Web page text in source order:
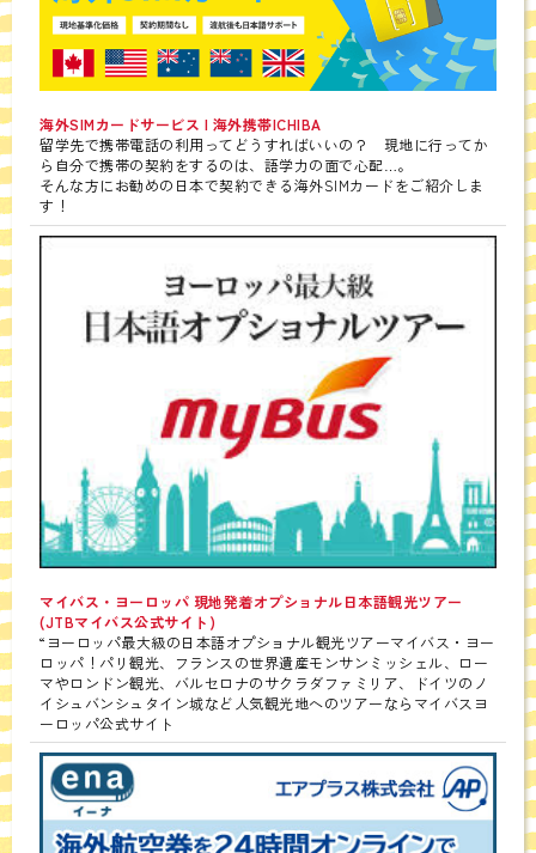
海外SIMカードサービス | 海外携帯ICHIBA
留学先で携帯電話の利用ってどうすればいいの？ 現地に行ってか
ら自分で携帯の契約をするのは、語学力の面で心配…。
そんな方にお勧めの日本で契約できる海外SIMカードをご紹介しま
す！
マイバス・ヨーロッパ 現地発着オプショナル日本語観光ツアー
(JTBマイバス公式サイト)
“ヨーロッパ最大級の日本語オプショナル観光ツアーマイバス・ヨー
ロッパ！パリ観光、フランスの世界遺産モンサンミッシェル、ロー
マやロンドン観光、バルセロナのサクラダファミリア、ドイツのノ
イシュバンシュタイン城など人気観光地へのツアーならマイバスヨ
ーロッパ公式サイト